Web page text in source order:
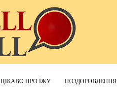
ЦІКАВО ПРО ЇЖУ ПОЗДОРОВЛЕННЯ